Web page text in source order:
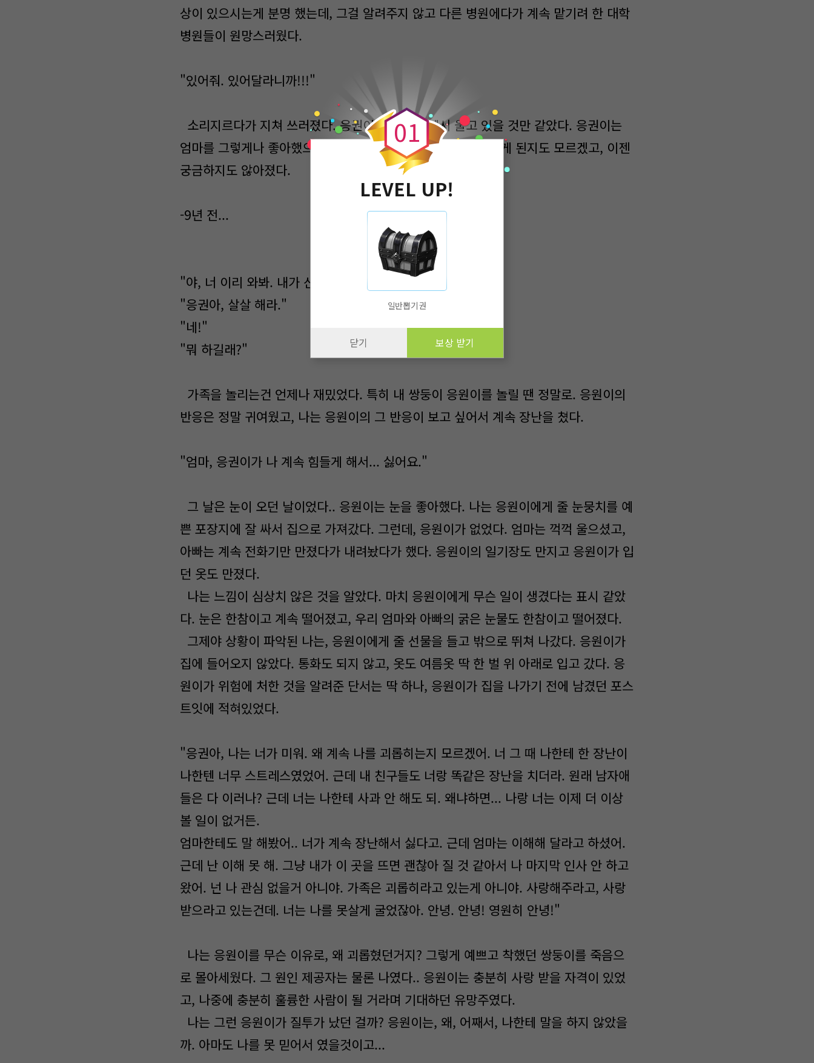
상이 있으시는게 분명 했는데, 그걸 알려주지 않고 다른 병원에다가 계속 맡기려 한 대학
병원들이 원망스러웠다.
"있어줘. 있어달라니까!!!"
소리지르다가 지쳐 쓰러졌다. 응권이가 바로 옆에서 울고 있을 것만 같았다. 응권이는
엄마를 그렇게나 좋아했으니까. 그렇게 좋아하던 애가, 왜 그렇게 된지도 모르겠고, 이젠
궁금하지도 않아졌다.
-9년 전...
"야, 너 이리 와봐. 내가 신기한 거 알려줄게."
"응권아, 살살 해라."
"네!"
"뭐 하길래?"
가족을 놀리는건 언제나 재밌었다. 특히 내 쌍둥이 응원이를 놀릴 땐 정말로. 응원이의
반응은 정말 귀여웠고, 나는 응원이의 그 반응이 보고 싶어서 계속 장난을 쳤다.
"엄마, 응권이가 나 계속 힘들게 해서... 싫어요."
그 날은 눈이 오던 날이었다.. 응원이는 눈을 좋아했다. 나는 응원이에게 줄 눈뭉치를 예
쁜 포장지에 잘 싸서 집으로 가져갔다. 그런데, 응원이가 없었다. 엄마는 꺽꺽 울으셨고,
아빠는 계속 전화기만 만졌다가 내려놨다가 했다. 응원이의 일기장도 만지고 응원이가 입
던 옷도 만졌다.
나는 느낌이 심상치 않은 것을 알았다. 마치 응원이에게 무슨 일이 생겼다는 표시 같았
다. 눈은 한참이고 계속 떨어졌고, 우리 엄마와 아빠의 굵은 눈물도 한참이고 떨어졌다.
그제야 상황이 파악된 나는, 응원이에게 줄 선물을 들고 밖으로 뛰쳐 나갔다. 응원이가
집에 들어오지 않았다. 통화도 되지 않고, 옷도 여름옷 딱 한 벌 위 아래로 입고 갔다. 응
원이가 위험에 처한 것을 알려준 단서는 딱 하나, 응원이가 집을 나가기 전에 남겼던 포스
트잇에 적혀있었다.
"응권아, 나는 너가 미워. 왜 계속 나를 괴롭히는지 모르겠어. 너 그 때 나한테 한 장난이
나한텐 너무 스트레스였었어. 근데 내 친구들도 너랑 똑같은 장난을 치더라. 원래 남자애
들은 다 이러나? 근데 너는 나한테 사과 안 해도 되. 왜냐하면... 나랑 너는 이제 더 이상
볼 일이 없거든.
엄마한테도 말 해봤어.. 너가 계속 장난해서 싫다고. 근데 엄마는 이해해 달라고 하셨어.
근데 난 이해 못 해. 그냥 내가 이 곳을 뜨면 괜찮아 질 것 같아서 나 마지막 인사 안 하고
왔어. 넌 나 관심 없을거 아니야. 가족은 괴롭히라고 있는게 아니야. 사랑해주라고, 사랑
받으라고 있는건데. 너는 나를 못살게 굴었잖아. 안녕. 안녕! 영원히 안녕!"
나는 응원이를 무슨 이유로, 왜 괴롭혔던거지? 그렇게 예쁘고 착했던 쌍둥이를 죽음으
로 몰아세웠다. 그 원인 제공자는 물론 나였다.. 응원이는 충분히 사랑 받을 자격이 있었
고, 나중에 충분히 훌륭한 사람이 될 거라며 기대하던 유망주였다.
나는 그런 응원이가 질투가 났던 걸까? 응원이는, 왜, 어째서, 나한테 말을 하지 않았을
까. 아마도 나를 못 믿어서 였을것이고...
0
0
1
LEVEL UP!
일반뽑기권
닫기 보상 받기